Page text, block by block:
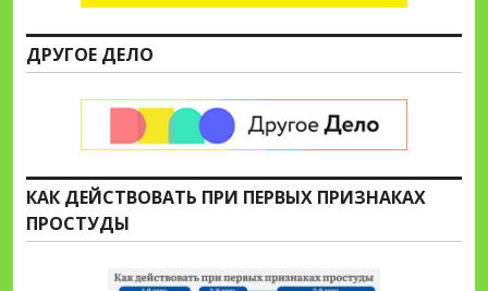
ДРУГОЕ ДЕЛО
КАК ДЕЙСТВОВАТЬ ПРИ ПЕРВЫХ ПРИЗНАКАХ
ПРОСТУДЫ